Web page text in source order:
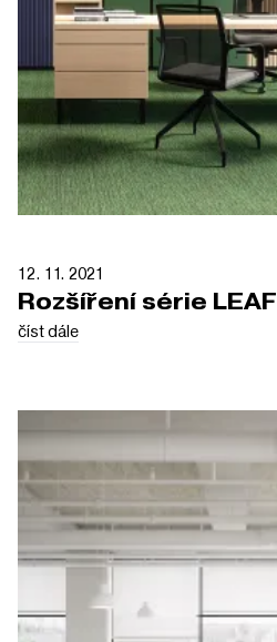
12. 11. 2021
Rozšíření série LEAF
číst dále